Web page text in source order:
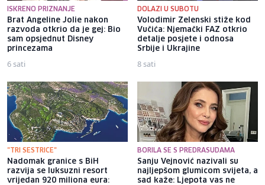
ISKRENO PRIZNANJE
Brat Angeline Jolie nakon
razvoda otkrio da je gej: Bio
sam opsjednut Disney
princezama
6 sati
DOLAZI U SUBOTU
Volodimir Zelenski stiže kod
Vučića: Njemački FAZ otkrio
detalje posjete i odnosa
Srbije i Ukrajine
8 sati
"TRI SESTRICE"
Nadomak granice s BiH
razvija se luksuzni resort
vrijedan 920 miliona eura:
BORILA SE S PREDRASUDAMA
Sanju Vejnović nazivali su
najljepšom glumicom svijeta, a
sad kaže: Ljepota vas ne